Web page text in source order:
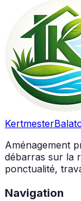
Kertmester
Aménagement
débarras sur la
ponctualité,
Navigation